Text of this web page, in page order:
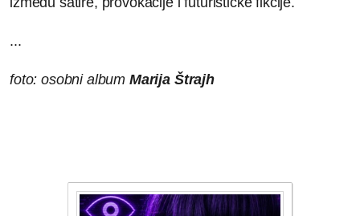
...
foto: osobni album Marija Štrajh